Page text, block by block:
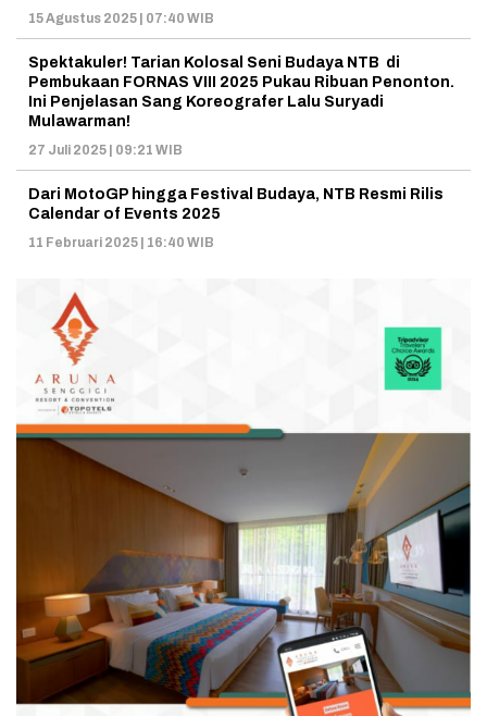
15 Agustus 2025 | 07:40 WIB
Spektakuler! Tarian Kolosal Seni Budaya NTB di
Pembukaan FORNAS VIII 2025 Pukau Ribuan Penonton.
Ini Penjelasan Sang Koreografer Lalu Suryadi
Mulawarman!
27 Juli 2025 | 09:21 WIB
Dari MotoGP hingga Festival Budaya, NTB Resmi Rilis
Calendar of Events 2025
11 Februari 2025 | 16:40 WIB